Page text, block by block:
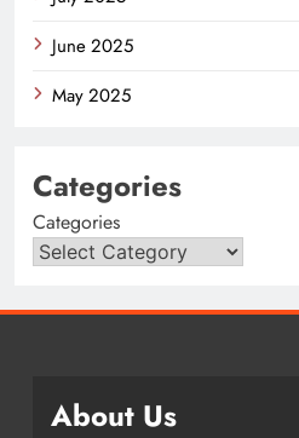
June 2025
May 2025
Categories
Categories
About Us